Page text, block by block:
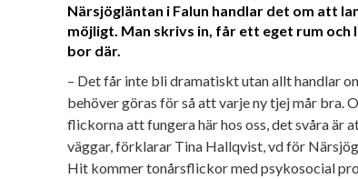
Närsjögläntan i Falun handlar det om att
möjligt. Man skrivs in, får ett eget rum och
bor där.
– Det får inte bli dramatiskt utan allt handlar
behöver göras för så att varje ny tjej mår bra.
flickorna att fungera här hos oss, det svåra är
väggar, förklarar Tina Hallqvist, vd för
Hit kommer tonårsflickor med psykosocial